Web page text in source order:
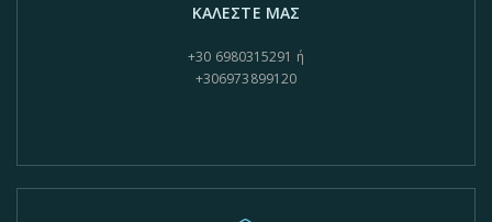
ΚΑΛΕΣΤΕ ΜΑΣ
+30 6980315291 ή
+306973899120